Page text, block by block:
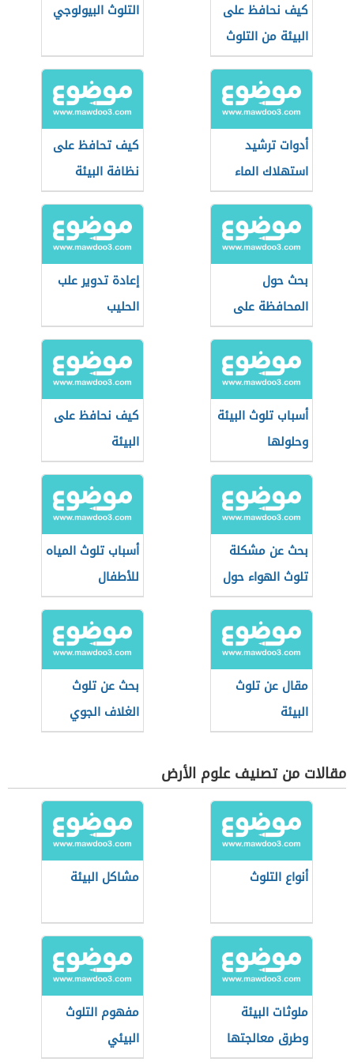
كيف نحافظ على
البيئة من التلوث
التلوث البيولوجي
أدوات ترشيد
استهلاك الماء
كيف تحافظ على
نظافة البيئة
بحث حول
المحافظة على
البيئة
إعادة تدوير علب
الحليب
أسباب تلوث البيئة
وحلولها
كيف نحافظ على
البيئة
بحث عن مشكلة
تلوث الهواء حول
العالم
أسباب تلوث المياه
للأطفال
مقال عن تلوث
البيئة
بحث عن تلوث
الغلاف الجوي
مقالات من تصنيف علوم الأرض
أنواع التلوث مشاكل البيئة
ملوثات البيئة
وطرق معالجتها
مفهوم التلوث
البيئي